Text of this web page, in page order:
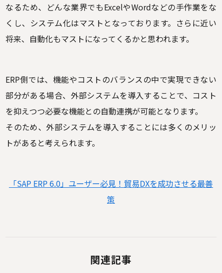
なるため、どんな業界でもExcelやWordなどの手作業をな
くし、システム化はマストとなっております。さらに近い
将来、自動化もマストになってくるかと思われます。
ERP側では、機能やコストのバランスの中で実現できない
部分がある場合、外部システムを導入することで、コスト
を抑えつつ必要な機能との自動連携が可能となります。
そのため、外部システムを導入することには多くのメリッ
トがあると考えられます。
「SAP ERP 6.0」ユーザー必見！貿易DXを成功させる最善
策
関連記事